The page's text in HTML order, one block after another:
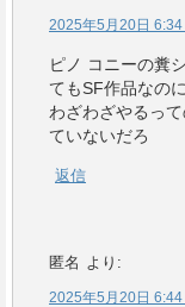
2025年5月20日 6:34
ピノ コニーの糞
てもSF作品なの
わざわざやるっ
ていないだろ
返信
匿名 より:
2025年5月20日 6:44